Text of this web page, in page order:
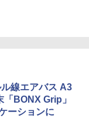
ンプ・アウトドア・
急時用 日本国内発
ト 透けない【換気
UVカット 防水 防災
ブルー)
線エアバス A3
BONX Grip」
ーションに